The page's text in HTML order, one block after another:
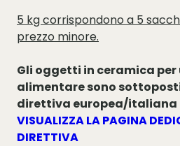
5 kg corrispondono a 5
prezzo minore.
Gli oggetti in ceramica per
alimentare sono
direttiva europea/italiana
VISUALIZZA LA PAGINA
DIRETTIVA